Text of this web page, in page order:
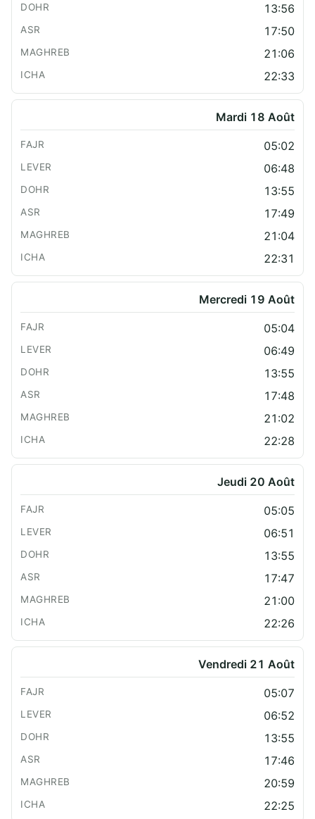
13:56
17:50
21:06
22:33
Mardi 18 Août
05:02
06:48
13:55
17:49
21:04
22:31
Mercredi 19 Août
05:04
06:49
13:55
17:48
21:02
22:28
Jeudi 20 Août
05:05
06:51
13:55
17:47
21:00
22:26
Vendredi 21 Août
05:07
06:52
13:55
17:46
20:59
22:25